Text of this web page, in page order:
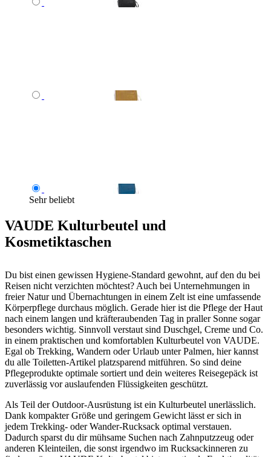
Sehr beliebt
VAUDE Kulturbeutel und
Kosmetiktaschen
Du bist einen gewissen Hygiene-Standard gewohnt, auf den du bei
Reisen nicht verzichten möchtest? Auch bei Unternehmungen in
freier Natur und Übernachtungen in einem Zelt ist eine umfassende
Körperpflege durchaus möglich. Gerade hier ist die Pflege der Haut
nach einem langen und kräfteraubenden Tag in praller Sonne sogar
besonders wichtig. Sinnvoll verstaut sind Duschgel, Creme und Co.
in einem praktischen und komfortablen Kulturbeutel von VAUDE.
Egal ob Trekking, Wandern oder Urlaub unter Palmen, hier kannst
du alle Toiletten-Artikel platzsparend mitführen. So sind deine
Pflegeprodukte optimale sortiert und dein weiteres Reisegepäck ist
zuverlässig vor auslaufenden Flüssigkeiten geschützt.
Als Teil der Outdoor-Ausrüstung ist ein Kulturbeutel unerlässlich.
Dank kompakter Größe und geringem Gewicht lässt er sich in
jedem Trekking- oder Wander-Rucksack optimal verstauen.
Dadurch sparst du dir mühsame Suchen nach Zahnputzzeug oder
anderen Kleinteilen, die sonst irgendwo im Rucksackinneren zu